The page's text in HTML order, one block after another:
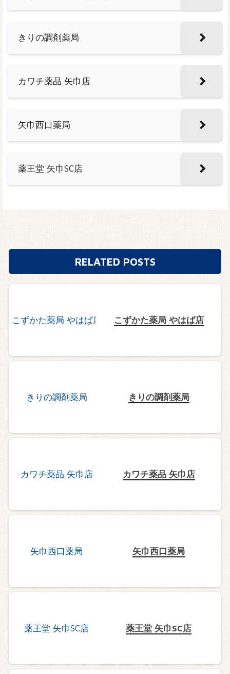
きりの調剤薬局
カワチ薬品 矢巾店
矢巾西口薬局
薬王堂 矢巾SC店
RELATED POSTS
こずかた薬局 やはば店
きりの調剤薬局
カワチ薬品 矢巾店
矢巾西口薬局
薬王堂 矢巾SC店